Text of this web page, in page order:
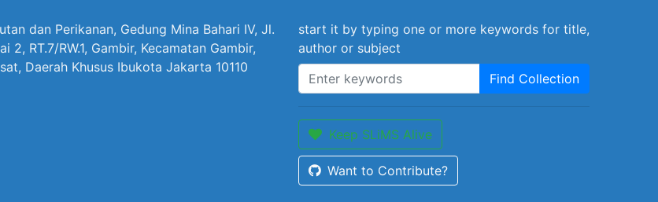
dan Perikanan, Gedung Mina Bahari IV, Jl.
2, RT.7/RW.1, Gambir, Kecamatan Gambir,
Daerah Khusus Ibukota Jakarta 10110
start it by typing one or more keywords for title,
author or subject
Find Collection
Keep SLiMS Alive
Want to Contribute?